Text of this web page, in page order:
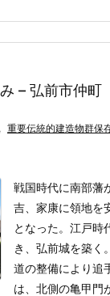
– 弘前市仲町
, 重要伝統的建造物群保
戦国時代に南部藩
吉、家康に領地を
となった。江戸時
き、弘前城を築く。
道の整備により追
は、北側の亀甲門